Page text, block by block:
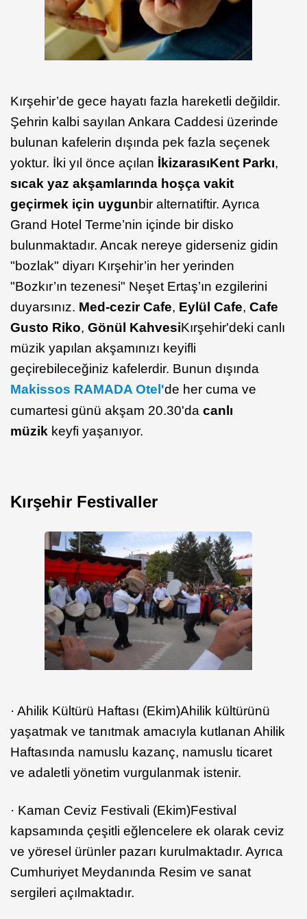
Kırşehir’de gece hayatı fazla hareketli değildir.
Şehrin kalbi sayılan Ankara Caddesi üzerinde
bulunan kafelerin dışında pek fazla seçenek
yoktur. İki yıl önce açılan İkizarasıKent Parkı,
sıcak yaz akşamlarında hoşça vakit
geçirmek için uygunbir alternatiftir. Ayrıca
Grand Hotel Terme’nin içinde bir disko
bulunmaktadır. Ancak nereye giderseniz gidin
"bozlak" diyarı Kırşehir’in her yerinden
"Bozkır’ın tezenesi" Neşet Ertaş’ın ezgilerini
duyarsınız. Med-cezir Cafe, Eylül Cafe, Cafe
Gusto Riko, Gönül KahvesiKırşehir'deki canlı
müzik yapılan akşamınızı keyifli
geçirebileceğiniz kafelerdir. Bunun dışında
Makissos RAMADA Otel'de her cuma ve
cumartesi günü akşam 20.30'da canlı
müzik keyfi yaşanıyor.
Kırşehir Festivaller
· Ahilik Kültürü Haftası (Ekim)Ahilik kültürünü
yaşatmak ve tanıtmak amacıyla kutlanan Ahilik
Haftasında namuslu kazanç, namuslu ticaret
ve adaletli yönetim vurgulanmak istenir.
· Kaman Ceviz Festivali (Ekim)Festival
kapsamında çeşitli eğlencelere ek olarak ceviz
ve yöresel ürünler pazarı kurulmaktadır. Ayrıca
Cumhuriyet Meydanında Resim ve sanat
sergileri açılmaktadır.